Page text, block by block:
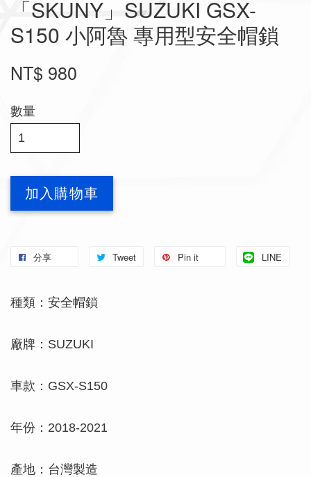
「SKUNY」SUZUKI GSX-
S150 小阿魯 專用型安全帽鎖
NT$ 980
數量
加入購物車
分享 Tweet Pin it LINE
種類：安全帽鎖
廠牌：SUZUKI
車款：GSX-S150
年份：2018-2021
產地：台灣製造